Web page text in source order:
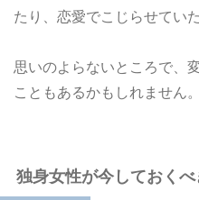
たり、恋愛でこじらせてい
思いのよらないところで、
こともあるかもしれません。
独身女性が今しておくべ